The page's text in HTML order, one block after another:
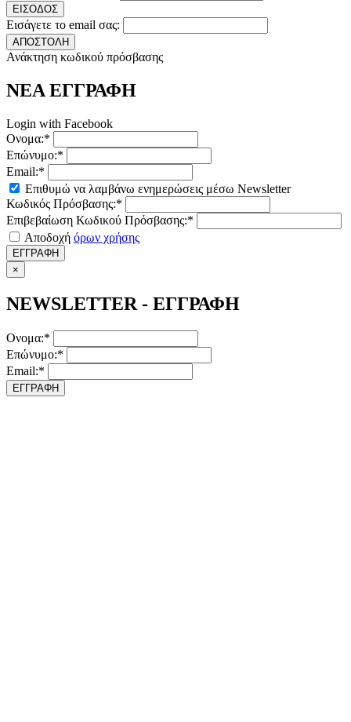
ΕΙΣΟΔΟΣ
Εισάγετε το email σας:
ΑΠΟΣΤΟΛΗ
Ανάκτηση κωδικού πρόσβασης
ΝΕΑ ΕΓΓΡΑΦΗ
Login with Facebook
Ονομα:*
Επώνυμο:*
Email:*
Επιθυμώ να λαμβάνω ενημερώσεις μέσω Newsletter
Κωδικός Πρόσβασης:*
Επιβεβαίωση Κωδικού Πρόσβασης:*
Αποδοχή όρων χρήσης
ΕΓΓΡΑΦΗ
×
NEWSLETTER - ΕΓΓΡΑΦΗ
Ονομα:*
Επώνυμο:*
Email:*
ΕΓΓΡΑΦΗ